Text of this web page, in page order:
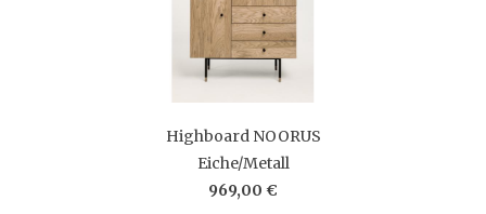
Highboard NOORUS
Eiche/Metall
969,00 €